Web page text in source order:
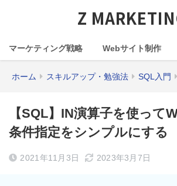
Z
マーケティング戦略 Webサイト制作
ホーム スキルアップ・勉強法 SQL入門
【SQL】IN演算子を使って
条件指定をシンプルにする
2021年11月3日 2023年3月7日